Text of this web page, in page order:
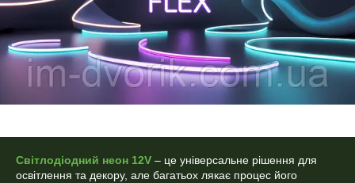
Світлодіодний неон 12V – це універсальне рішення для
освітлення та декору, але багатьох лякає процес його